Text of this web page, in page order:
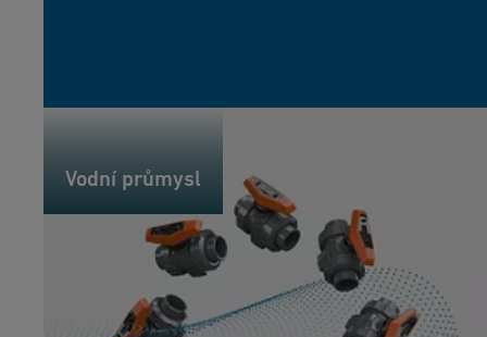
Vodní průmysl